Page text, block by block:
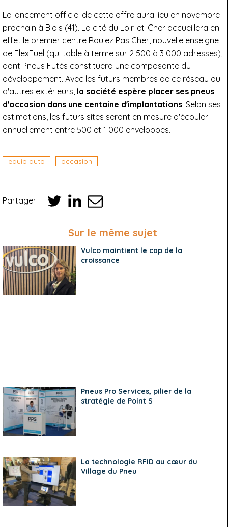
Le lancement officiel de cette offre aura lieu en novembre
prochain à Blois (41). La cité du Loir-et-Cher accueillera en
effet le premier centre Roulez Pas Cher, nouvelle enseigne
de FlexFuel (qui table à terme sur 2 500 à 3 000 adresses),
dont Pneus Futés constituera une composante du
développement. Avec les futurs membres de ce réseau ou
d'autres extérieurs, la société espère placer ses pneus
d'occasion dans une centaine d'implantations. Selon ses
estimations, les futurs sites seront en mesure d'écouler
annuellement entre 500 et 1 000 enveloppes.
equip auto occasion
Partager :
Sur le même sujet
Vulco maintient le cap de la
croissance
Pneus Pro Services, pilier de la
stratégie de Point S
La technologie RFID au cœur du
Village du Pneu